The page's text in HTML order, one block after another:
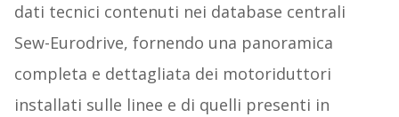
dati tecnici contenuti nei database centrali
Sew-Eurodrive, fornendo una panoramica
completa e dettagliata dei motoriduttori
installati sulle linee e di quelli presenti in